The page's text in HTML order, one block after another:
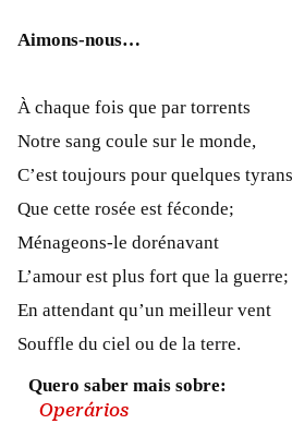
Aimons-nous…
À chaque fois que par torrents
Notre sang coule sur le monde,
C’est toujours pour quelques tyrans
Que cette rosée est féconde;
Ménageons-le dorénavant
L’amour est plus fort que la guerre;
En attendant qu’un meilleur vent
Souffle du ciel ou de la terre.
Quero saber mais sobre:
Operários